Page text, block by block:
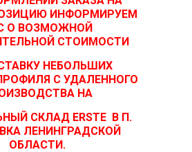
ИНФОРМИРУЕМ
О ВОЗМОЖНОЙ
СТОИМОСТИ
НЕБОЛЬШИХ
С УДАЛЕННОГО
НА
СКЛАД ERSTE В П.
ЛЕНИНГРАДСКОЙ
ОБЛАСТИ.